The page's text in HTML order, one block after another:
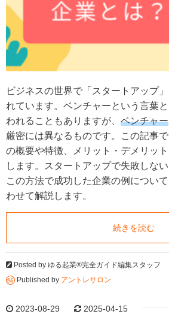
ビジネスの世界で「スタートアップ
れています。ベンチャーという言葉
われることもありますが、 ベンチャー
厳密には異なるものです。この記事
の概要や特徴、メリット・デメリッ
します。スタートアップで失敗しな
この方法で成功した企業の例につい
わせて解説します。
続きを読む
Posted by ゆる起業®完全ガイド編集スタッフ
Published by アントレサロン
2023-08-29 2025-04-15